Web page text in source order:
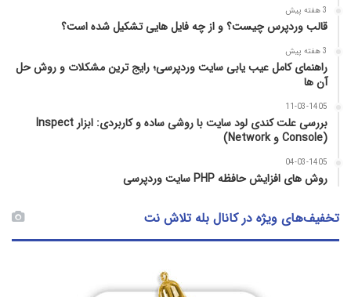
3 هفته پیش
قالب وردپرس چیست؟ و از چه فایل­ هایی تشکیل شده است؟
3 هفته پیش
راهنمای کامل عیب‌ یابی سایت وردپرسی؛ رایج‌ ترین مشکلات و روش حل
آن‌ ها
11-03-1405
بررسی علت کندی لود سایت با روشی ساده و کاربردی: ابزار Inspect
(Console و Network)
04-03-1405
روش‌ های افزایش حافظه PHP سایت وردپرسی
تخفیف‌های ویژه در کانال بله تلاش نت